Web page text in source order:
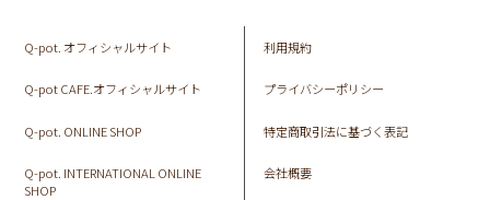
Q-pot. オフィシャルサイト
Q-pot CAFE.オフィシャルサイト
Q-pot. ONLINE SHOP
Q-pot. INTERNATIONAL ONLINE
SHOP
利用規約
プライバシーポリシー
特定商取引法に基づく表記
会社概要